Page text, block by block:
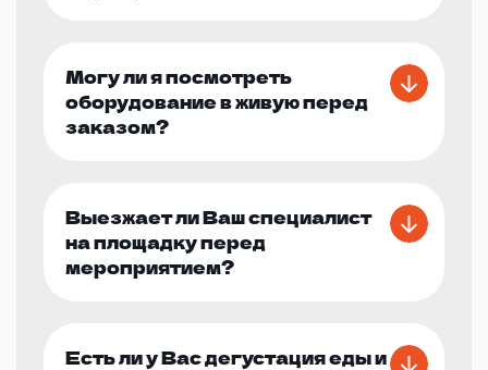
Могу ли я посмотреть
оборудование в живую перед
заказом?
Выезжает ли Ваш специалист
на площадку перед
мероприятием?
Есть ли у Вас дегустация еды и